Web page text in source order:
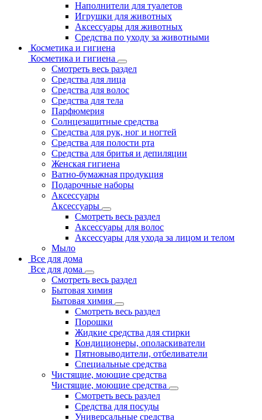
Наполнители для туалетов
Игрушки для животных
Аксессуары для животных
Средства по уходу за животными
Косметика и гигиена
Косметика и гигиена
Смотреть весь раздел
Средства для лица
Средства для волос
Средства для тела
Парфюмерия
Солнцезащитные средства
Средства для рук, ног и ногтей
Средства для полости рта
Средства для бритья и депиляции
Женская гигиена
Ватно-бумажная продукция
Подарочные наборы
Аксессуары
Аксессуары
Смотреть весь раздел
Аксессуары для волос
Аксессуары для ухода за лицом и телом
Мыло
Все для дома
Все для дома
Смотреть весь раздел
Бытовая химия
Бытовая химия
Смотреть весь раздел
Порошки
Жидкие средства для стирки
Кондиционеры, ополаскиватели
Пятновыводители, отбеливатели
Специальные средства
Чистящие, моющие средства
Чистящие, моющие средства
Смотреть весь раздел
Средства для посуды
Универсальные средства